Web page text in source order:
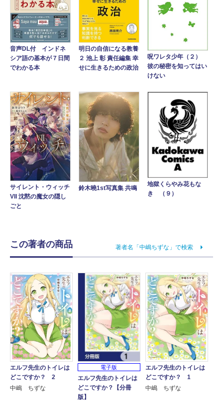
音声DL付 インドネ
シア語の基本が７日間
でわかる本
明日の自信になる教養
２ 池上 彰 責任編集 幸
せに生きるための政治
呪ワレタ少年（２）
彼の秘密を知ってはい
けない
サイレント・ウィッチ
VII 沈黙の魔女の隠し
ごと
鈴木曉1st写真集 共鳴
地獄くらやみ花もな
き （９）
この著者の商品 著者名「中嶋ちずな」で検索
エルフ先生のトイレは
どこですか？ 2
中嶋 ちずな
電子版
エルフ先生のトイレは
どこですか？【分冊
版】
エルフ先生のトイレは
どこですか？ 1
中嶋 ちずな